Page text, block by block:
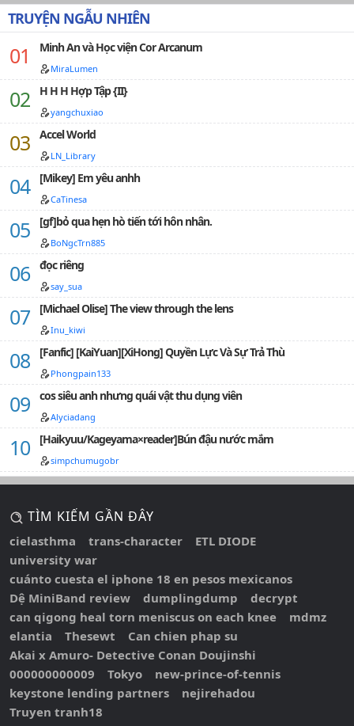
TRUYỆN NGẪU NHIÊN
Minh An và Học viện Cor Arcanum
MiraLumen
H H H Hợp Tập {II}
yangchuxiao
Accel World
LN_Library
[Mikey] Em yêu anhh
CaTinesa
[gf]bỏ qua hẹn hò tiến tới hôn nhân.
BoNgcTrn885
đọc riêng
say_sua
[Michael Olise] The view through the lens
Inu_kiwi
[Fanfic] [KaiYuan][XiHong] Quyền Lực Và Sự Trả Thù
Phongpain133
cos siêu anh nhưng quái vật thu dụng viên
Alyciadang
[Haikyuu/Kageyama×reader]Bún đậu nước mắm
simpchumugobr
TÌM KIẾM GẦN ĐÂY
cielasthma trans-character
ETL DIODE
university war
cuánto cuesta el iphone 18 en pesos mexicanos
Dệ MiniBand review
dumplingdump
decrypt
can qigong heal torn meniscus on each knee
mdmz
elantia
Thesewt
Can chien phap su
Akai x Amuro- Detective Conan Doujinshi
000000000009
Tokyo
new-prince-of-tennis
keystone lending partners
nejirehadou
Truyen tranh18